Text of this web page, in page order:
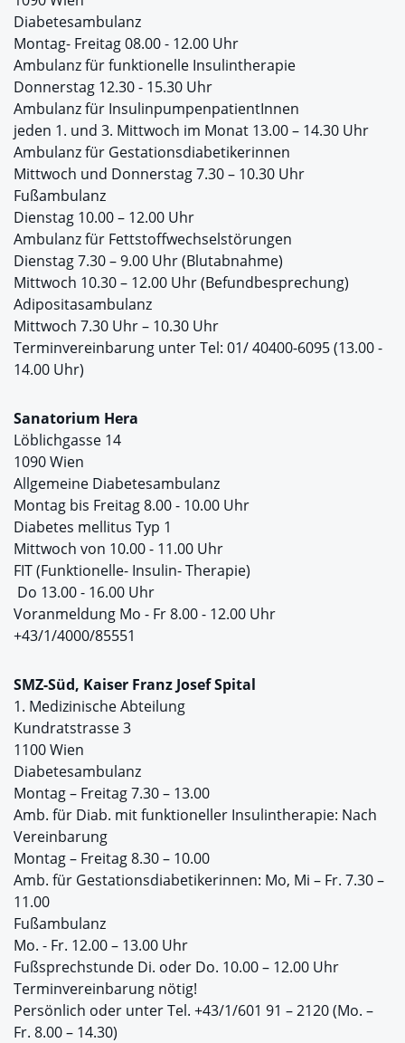
Diabetesambulanz
Montag- Freitag 08.00 - 12.00 Uhr
Ambulanz für funktionelle Insulintherapie
Donnerstag 12.30 - 15.30 Uhr
Ambulanz für InsulinpumpenpatientInnen
jeden 1. und 3. Mittwoch im Monat 13.00 – 14.30 Uhr
Ambulanz für Gestationsdiabetikerinnen
Mittwoch und Donnerstag 7.30 – 10.30 Uhr
Fußambulanz
Dienstag 10.00 – 12.00 Uhr
Ambulanz für Fettstoffwechselstörungen
Dienstag 7.30 – 9.00 Uhr (Blutabnahme)
Mittwoch 10.30 – 12.00 Uhr (Befundbesprechung)
Adipositasambulanz
Mittwoch 7.30 Uhr – 10.30 Uhr
Terminvereinbarung unter Tel: 01/ 40400-6095 (13.00 -
14.00 Uhr)
Sanatorium Hera
Löblichgasse 14
1090 Wien
Allgemeine Diabetesambulanz
Montag bis Freitag 8.00 - 10.00 Uhr
Diabetes mellitus Typ 1
Mittwoch von 10.00 - 11.00 Uhr
FIT (Funktionelle- Insulin- Therapie)
Do 13.00 - 16.00 Uhr
Voranmeldung Mo - Fr 8.00 - 12.00 Uhr
+43/1/4000/85551
SMZ-Süd, Kaiser Franz Josef Spital
1. Medizinische Abteilung
Kundratstrasse 3
1100 Wien
Diabetesambulanz
Montag – Freitag 7.30 – 13.00
Amb. für Diab. mit funktioneller Insulintherapie: Nach
Vereinbarung
Montag – Freitag 8.30 – 10.00
Amb. für Gestationsdiabetikerinnen: Mo, Mi – Fr. 7.30 –
11.00
Fußambulanz
Mo. - Fr. 12.00 – 13.00 Uhr
Fußsprechstunde Di. oder Do. 10.00 – 12.00 Uhr
Terminvereinbarung nötig!
Persönlich oder unter Tel. +43/1/601 91 – 2120 (Mo. –
Fr. 8.00 – 14.30)